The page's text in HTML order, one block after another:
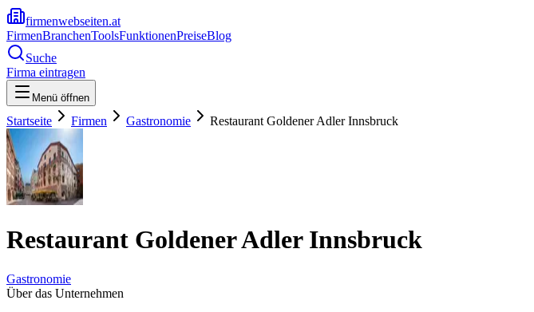
firmenwebseiten.at
FirmenBranchenToolsFunktionenPreiseBlog
Suche
Firma eintragen
Menü öffnen
Startseite Firmen Gastronomie Restaurant Goldener Adler Innsbruck
Restaurant Goldener Adler Innsbruck
Gastronomie
Über das Unternehmen